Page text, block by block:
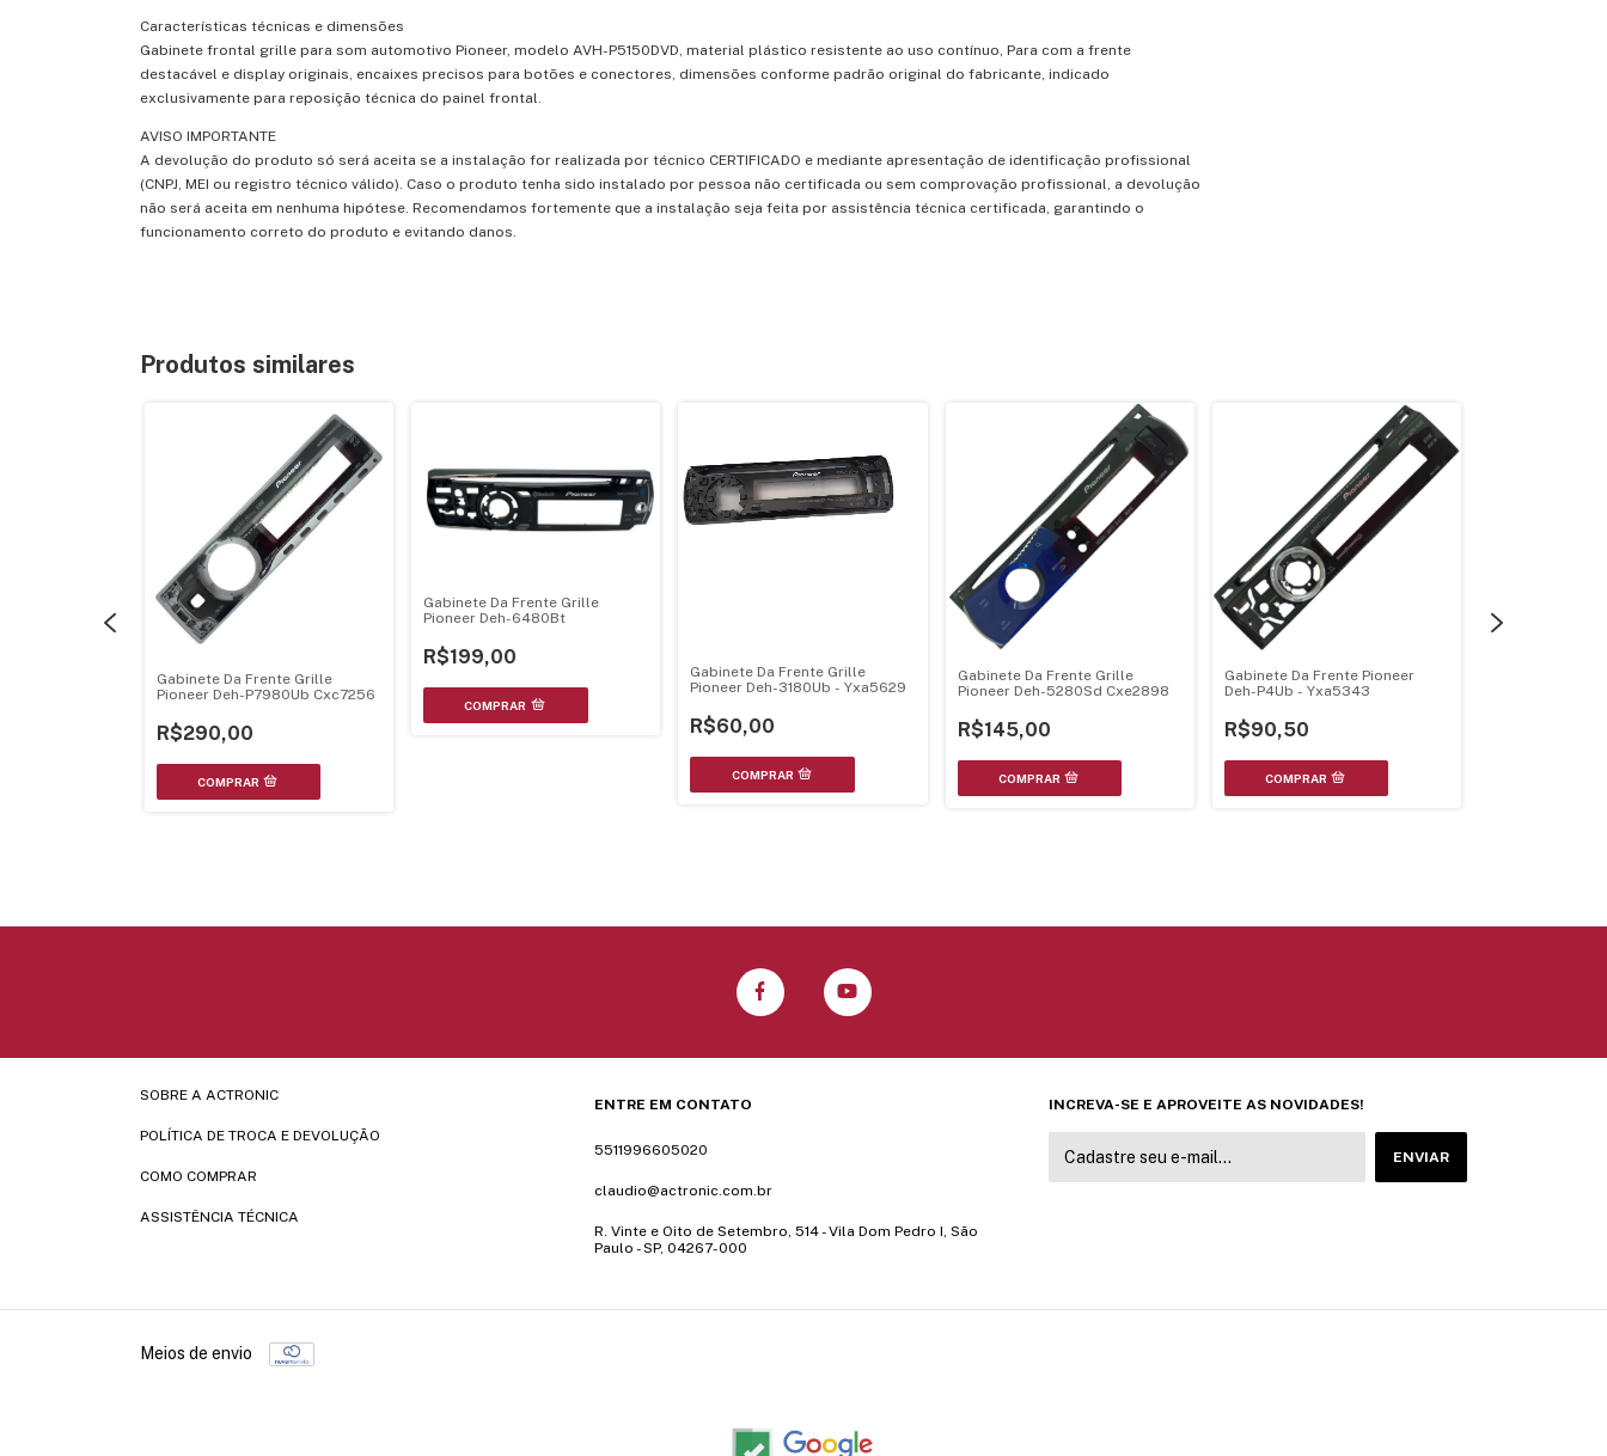
Características técnicas e dimensões
Gabinete frontal grille para som automotivo Pioneer, modelo AVH-P5150DVD, material plástico resistente ao uso contínuo, Para com a frente
destacável e display originais, encaixes precisos para botões e conectores, dimensões conforme padrão original do fabricante, indicado
exclusivamente para reposição técnica do painel frontal.
AVISO IMPORTANTE
A devolução do produto só será aceita se a instalação for realizada por técnico CERTIFICADO e mediante apresentação de identificação profissional
(CNPJ, MEI ou registro técnico válido). Caso o produto tenha sido instalado por pessoa não certificada ou sem comprovação profissional, a devolução
não será aceita em nenhuma hipótese. Recomendamos fortemente que a instalação seja feita por assistência técnica certificada, garantindo o
funcionamento correto do produto e evitando danos.
Produtos similares
Gabinete Da Frente Grille
Pioneer Deh-P7980Ub Cxc7256
R$290,00
Gabinete Da Frente Grille
Pioneer Deh-6480Bt
R$199,00
Gabinete Da Frente Grille
Pioneer Deh-3180Ub - Yxa5629
R$60,00
Gabinete Da Frente Grille
Pioneer Deh-5280Sd Cxe2898
R$145,00
Gabinete Da Frente Pioneer
Deh-P4Ub - Yxa5343
R$90,50
SOBRE A ACTRONIC
POLÍTICA DE TROCA E DEVOLUÇÃO
COMO COMPRAR
ASSISTÊNCIA TÉCNICA
ENTRE EM CONTATO
5511996605020
claudio@actronic.com.br
R. Vinte e Oito de Setembro, 514 - Vila Dom Pedro I, São
Paulo - SP, 04267-000
INCREVA-SE E APROVEITE AS NOVIDADES!
Meios de envio